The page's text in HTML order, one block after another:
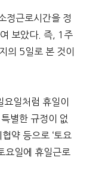
정근로시간을 정
보았다. 즉, 1주
의 5일로 본 것이
일처럼 휴일이
별한 규정이 없
약 등으로 ‘토요
요일에 휴일근로